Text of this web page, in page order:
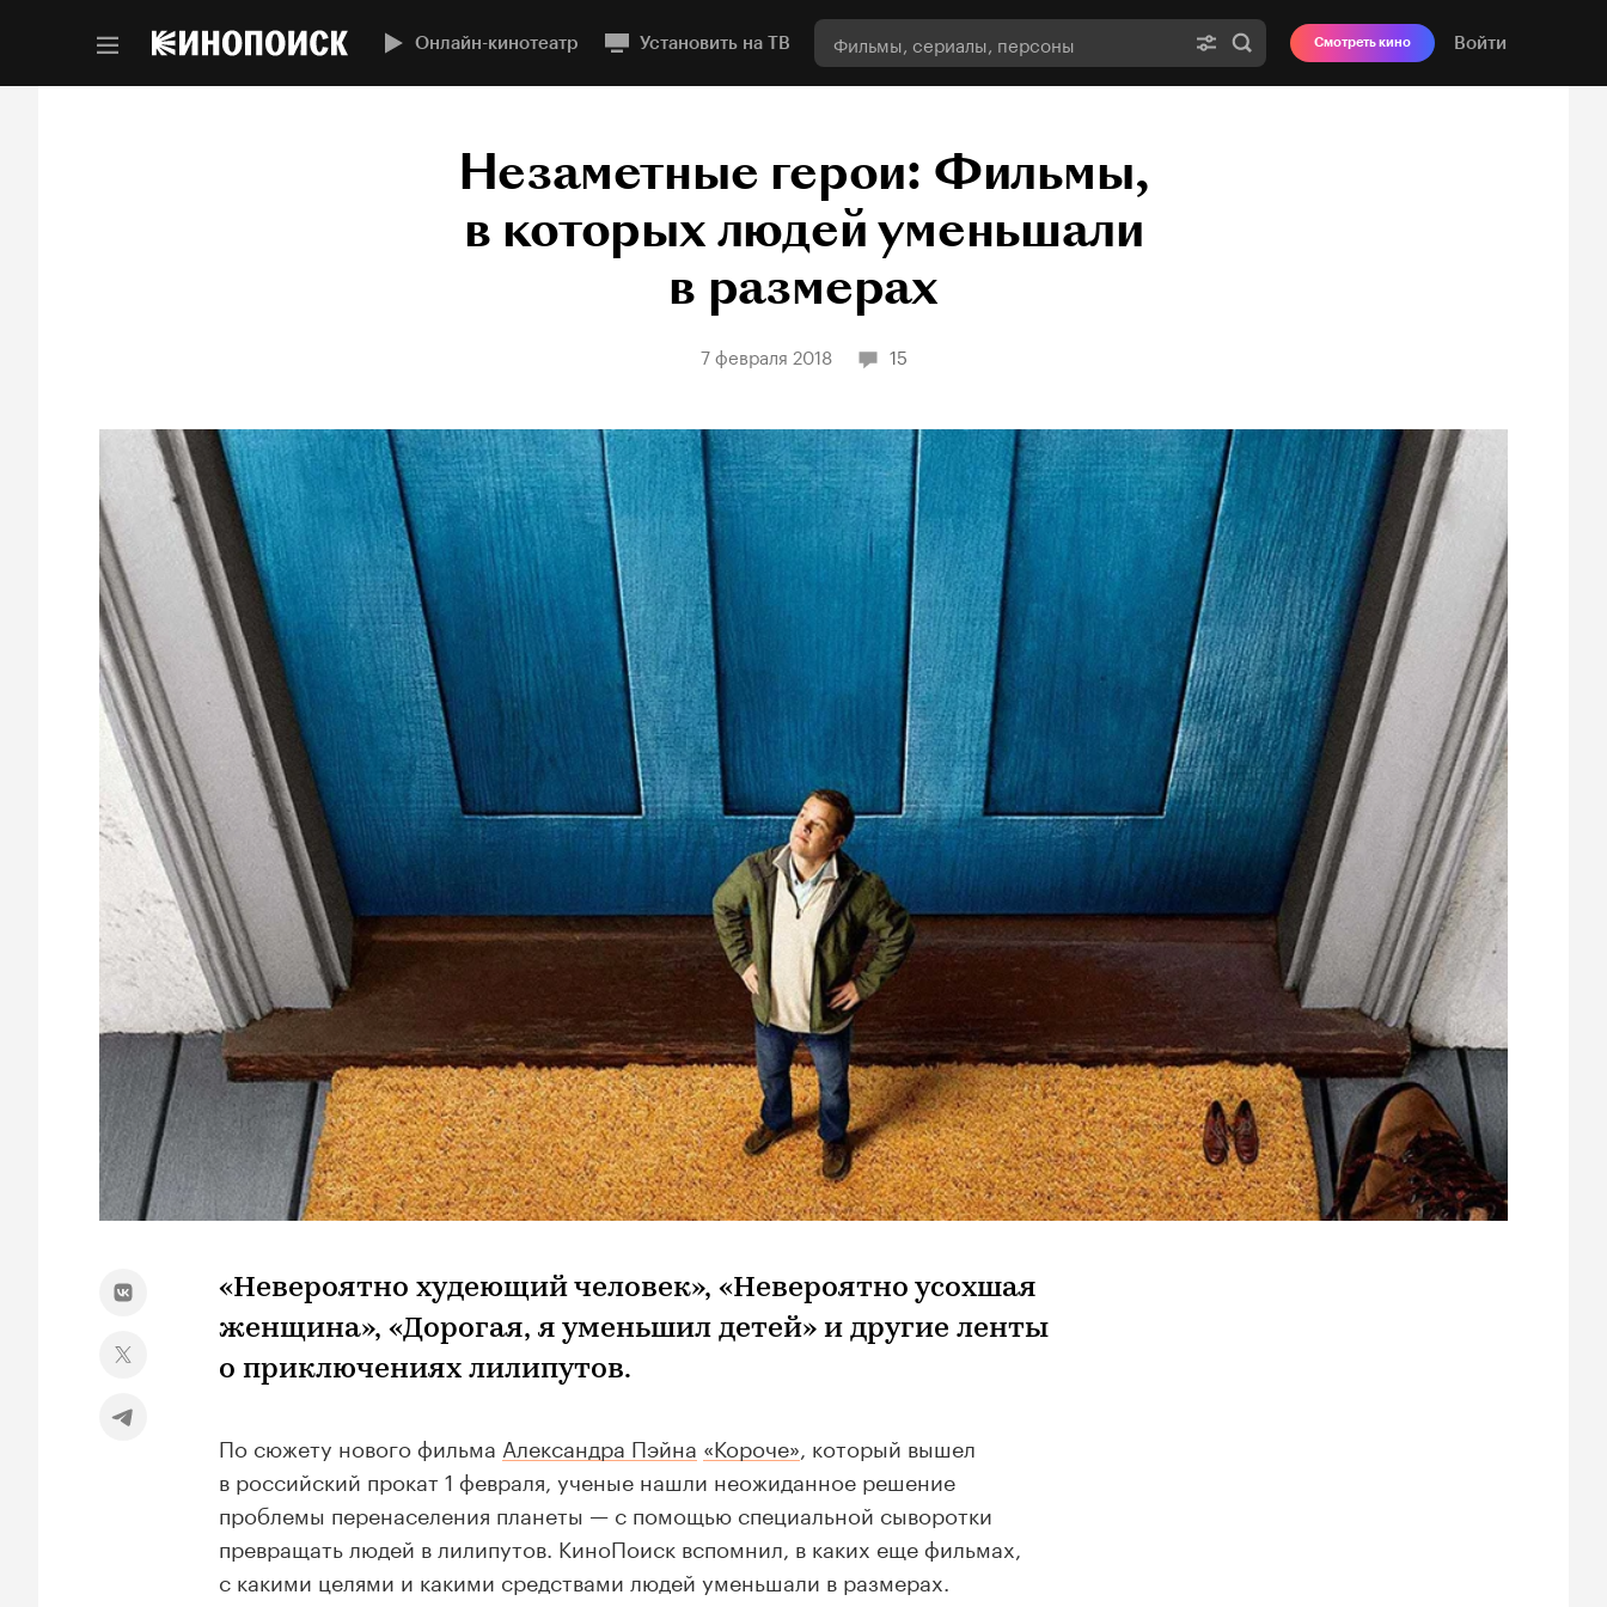
Онлайн-кинотеатр Установить на ТВ Смотреть кино Войти
Незаметные герои: Фильмы,
в которых людей уменьшали
в размерах
7 февраля 2018 15
«Невероятно худеющий человек», «Невероятно усохшая
женщина», «Дорогая, я уменьшил детей» и другие ленты
о приключениях лилипутов.
По сюжету нового фильма Александра Пэйна «Короче» , который вышел
в российский прокат 1 февраля, ученые нашли неожиданное решение
проблемы перенаселения планеты — с помощью специальной сыворотки
превращать людей в лилипутов. КиноПоиск вспомнил, в каких еще фильмах,
с какими целями и какими средствами людей уменьшали в размерах.